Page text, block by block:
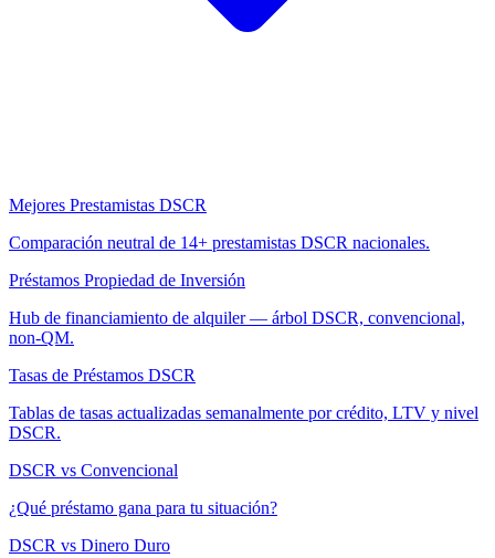
Mejores Prestamistas DSCR
Comparación neutral de 14+ prestamistas DSCR nacionales.
Préstamos Propiedad de Inversión
Hub de financiamiento de alquiler — árbol DSCR, convencional,
non-QM.
Tasas de Préstamos DSCR
Tablas de tasas actualizadas semanalmente por crédito, LTV y nivel
DSCR.
DSCR vs Convencional
¿Qué préstamo gana para tu situación?
DSCR vs Dinero Duro